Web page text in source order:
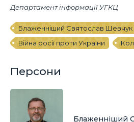
Департамент інформації УГКЦ
Блаженніший Святослав Шевчук
Війна росії проти України
Персони
Блаженніший